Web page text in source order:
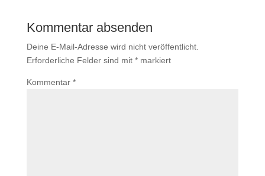
Kommentar absenden
Deine E-Mail-Adresse wird nicht veröffentlicht.
Erforderliche Felder sind mit *markiert
Kommentar *